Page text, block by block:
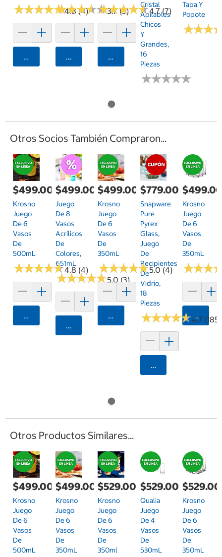
★★★★★
★★★★★4.8 (4)
Agregar
★★★★★
★★★★★3.7 (3)
Agregar
★★★★★
★★★★★4.7 (7)
Agregar
Cristal
Apilables
Chicos
Y
Grandes,
16
Piezas
★★★★★
★★★★★
Tapa Y
Popote
★★★
★★★
Otros Socios También Compraron...
$499.00
Krosno
Juego
De 6
Vasos
De
500mL
★★★★★
★★★★★4.8 (4)
Agregar
$499.00
Juego
De 8
Vasos
Acrílicos
De
Colores,
651mL
★★★★★
★★★★★5.0 (3)
Agregar
$499.00
Krosno
Juego
De 6
Vasos
De
350mL
★★★★★
★★★★★5.0 (4)
Agregar
$779.00
Snapware
Pure
Pyrex
Glass,
Juego
De
Recipientes
De
Vidrio,
18
Piezas
★★★★★
★★★★★4.7 (185)
Agregar
Krosno
Juego
De 6
Vasos
De
350mL
★★★
★★★
Otros Productos Similares...
$499.00
Krosno
Juego
De 6
Vasos
De
500mL
$499.00
Krosno
Juego
De 6
Vasos
De
350mL
$529.00
Krosno
Juego
De 6
Vasos
De
350ml
$529.00
Qualia
Juego
De 4
Vasos
De
530mL
$529.00
Krosno
Juego
De 6
Vasos
De
350mL